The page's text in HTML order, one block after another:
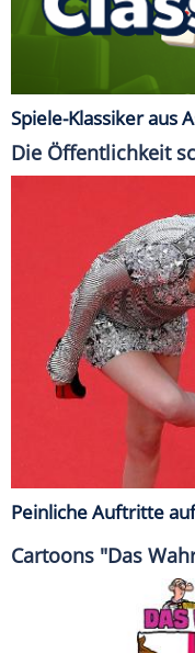
Spiele-Klassiker aus
Die Öffentlichkeit
Peinliche Auftritte
Cartoons "Das